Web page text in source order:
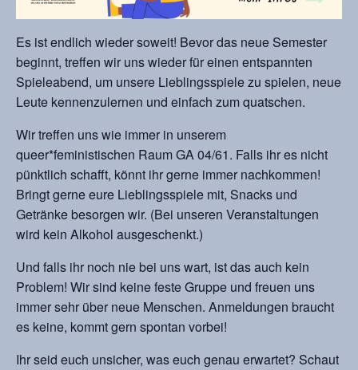
Es ist endlich wieder soweit! Bevor das neue Semester
beginnt, treffen wir uns wieder für einen entspannten
Spieleabend, um unsere Lieblingsspiele zu spielen, neue
Leute kennenzulernen und einfach zum quatschen.
Wir treffen uns wie immer in unserem
queer*feministischen Raum GA 04/61. Falls ihr es nicht
pünktlich schafft, könnt ihr gerne immer nachkommen!
Bringt gerne eure Lieblingsspiele mit, Snacks und
Getränke besorgen wir. (Bei unseren Veranstaltungen
wird kein Alkohol ausgeschenkt.)
Und falls ihr noch nie bei uns wart, ist das auch kein
Problem! Wir sind keine feste Gruppe und freuen uns
immer sehr über neue Menschen. Anmeldungen braucht
es keine, kommt gern spontan vorbei!
Ihr seid euch unsicher, was euch genau erwartet? Schaut